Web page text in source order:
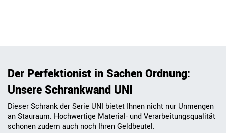
Der Perfektionist in Sachen Ordnung:
Unsere Schrankwand UNI
Dieser Schrank der Serie UNI bietet Ihnen nicht nur Unmengen
an Stauraum. Hochwertige Material- und Verarbeitungsqualität
schonen zudem auch noch Ihren Geldbeutel.